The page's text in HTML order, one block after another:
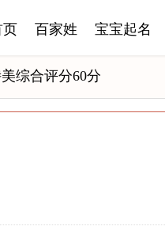
页 百家姓 宝宝起名
综合评分60分